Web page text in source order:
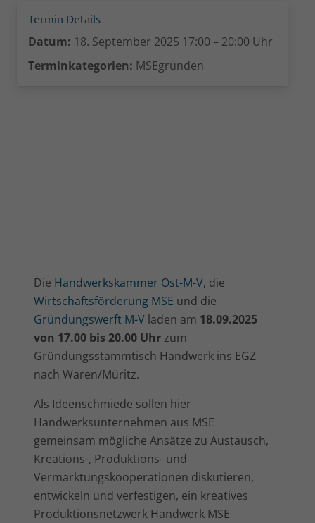
Termin Details
Datum: 18. September 2025 17:00 – 20:00 Uhr
Terminkategorien: MSEgründen
Die Handwerkskammer Ost-M-V, die
Wirtschaftsförderung MSE und die
Gründungswerft M-V laden am 18.09.2025
von 17.00 bis 20.00 Uhrzum
Gründungsstammtisch Handwerk ins EGZ
nach Waren/Müritz.
Als Ideenschmiede sollen hier
Handwerksunternehmen aus MSE
gemeinsam mögliche Ansätze zu Austausch,
Kreations-, Produktions- und
Vermarktungskooperationen diskutieren,
entwickeln und verfestigen, ein kreatives
Produktionsnetzwerk Handwerk MSE